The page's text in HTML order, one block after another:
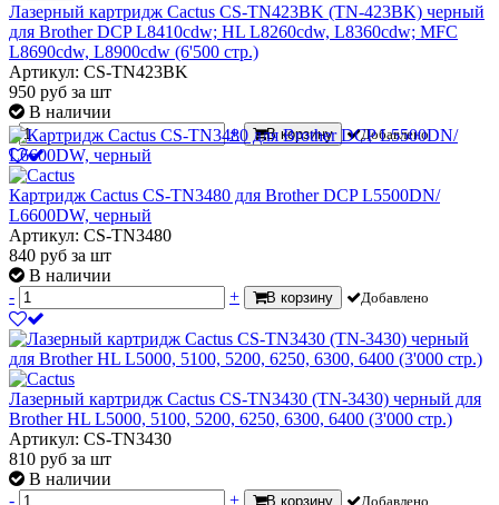
Лазерный картридж Cactus CS-TN423BK (TN-423BK) черный
для Brother DCP L8410cdw; HL L8260cdw, L8360cdw; MFC
L8690cdw, L8900cdw (6'500 стр.)
Артикул: CS-TN423BK
950 руб за шт
В наличии
-
+ В корзину Добавлено
Картридж Cactus CS-TN3480 для Brother DCP L5500DN/
L6600DW, черный
Артикул: CS-TN3480
840 руб за шт
В наличии
-
+ В корзину Добавлено
Лазерный картридж Cactus CS-TN3430 (TN-3430) черный для
Brother HL L5000, 5100, 5200, 6250, 6300, 6400 (3'000 стр.)
Артикул: CS-TN3430
810 руб за шт
В наличии
-
+ В корзину Добавлено